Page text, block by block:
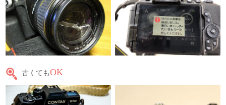
古くてもOK